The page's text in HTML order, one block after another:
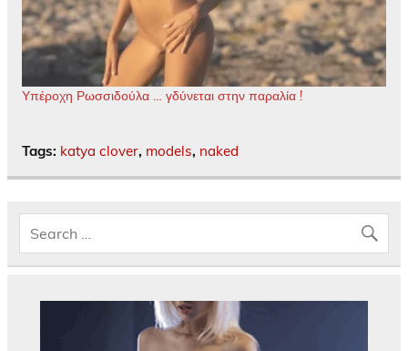
Υπέροχη Ρωσσιδούλα … γδύνεται στην παραλία !
Tags: katya clover, models, naked